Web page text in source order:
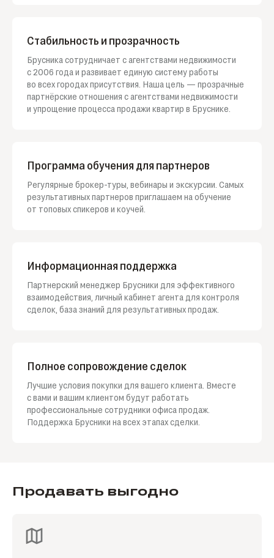
Стабильность и прозрачность
Брусника сотрудничает с агентствами недвижимости
с 2006 года и развивает единую систему работы
во всех городах присутствия. Наша цель — прозрачные
партнёрские отношения с агентствами недвижимости
и упрощение процесса продажи квартир в Бруснике.
Программа обучения для партнеров
Регулярные брокер-туры, вебинары и экскурсии. Самых
результативных партнеров приглашаем на обучение
от топовых спикеров и коучей.
Информационная поддержка
Партнерский менеджер Брусники для эффективного
взаимодействия, личный кабинет агента для контроля
сделок, база знаний для результативных продаж.
Полное сопровождение сделок
Лучшие условия покупки для вашего клиента. Вместе
с вами и вашим клиентом будут работать
профессиональные сотрудники офиса продаж.
Поддержка Брусники на всех этапах сделки.
Продавать выгодно